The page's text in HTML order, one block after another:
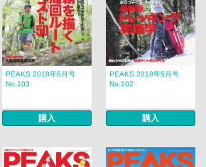
PEAKS 2018年6月号
No.103
購入
PEAKS 2018年5月号
No.102
購入